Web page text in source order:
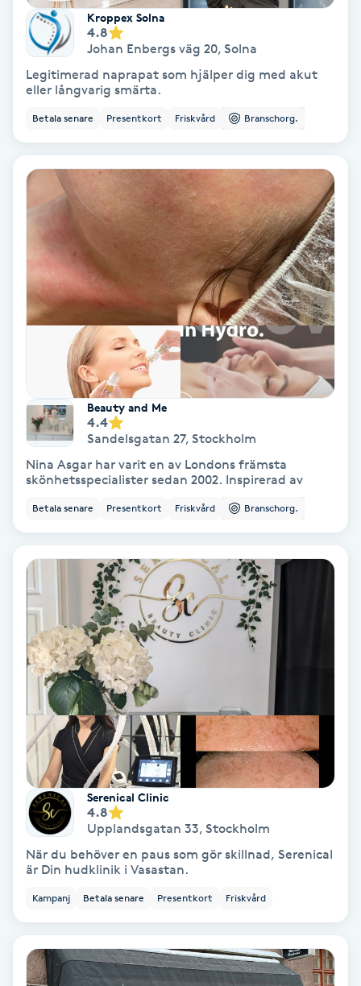
Färgning
Föning
Gelenaglar
Gellack med förstärkning
Gravidmassage
Gravidyoga
Gruppträning
Gua Sha-massage
Hatha Yoga
Headspa
Herrklippning
HIFU
Hollywood Peel
Hot Stone Massage
Hot yoga
Hudföryngring
Hudvård
Kroppex Solna
4.8
Johan Enbergs väg 20, Solna
Legitimerad naprapat som hjälper dig med akut
eller långvarig smärta.
Betala senare Presentkort Friskvård Branschorg.
Beauty and Me
4.4
Sandelsgatan 27, Stockholm
Nina Asgar har varit en av Londons främsta
skönhetsspecialister sedan 2002. Inspirerad av
Betala senare Presentkort Friskvård Branschorg.
Serenical Clinic
4.8
Upplandsgatan 33, Stockholm
När du behöver en paus som gör skillnad, Serenical
är Din hudklinik i Vasastan.
Kampanj Betala senare Presentkort Friskvård